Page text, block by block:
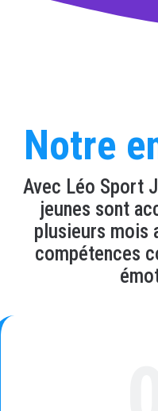
Notre
Avec Léo Sport
jeunes sont
plusieurs mois
compétences